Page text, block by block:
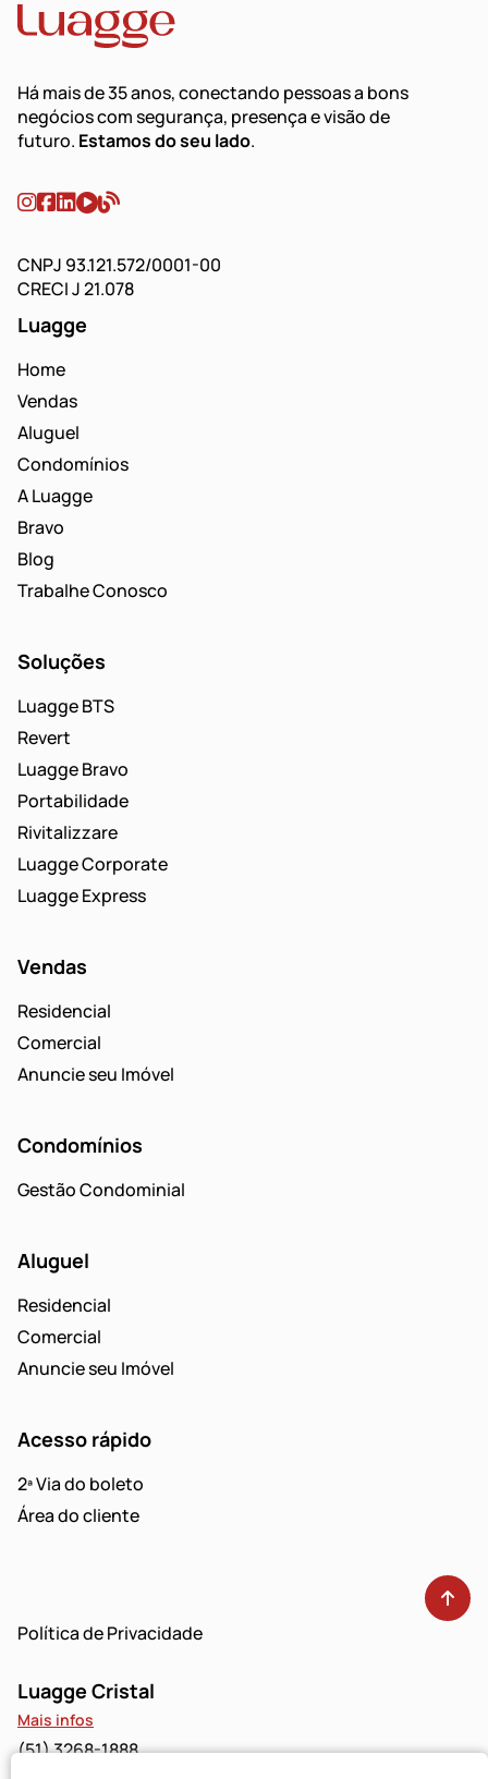
Há mais de 35 anos, conectando pessoas a bons
negócios com segurança, presença e visão de
futuro. Estamos do seu lado.
CNPJ 93.121.572/0001-00
CRECI J 21.078
Luagge
Home
Vendas
Aluguel
Condomínios
A Luagge
Bravo
Blog
Trabalhe Conosco
Soluções
Luagge BTS
Revert
Luagge Bravo
Portabilidade
Rivitalizzare
Luagge Corporate
Luagge Express
Vendas
Residencial
Comercial
Anuncie seu Imóvel
Condomínios
Gestão Condominial
Aluguel
Residencial
Comercial
Anuncie seu Imóvel
Acesso rápido
2ª Via do boleto
Área do cliente
Política de Privacidade
Luagge Cristal
Mais infos
(51) 3268-1888